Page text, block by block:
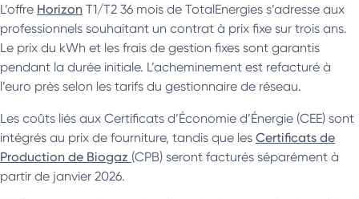
L’offre Horizon T1/T2 36 mois de TotalEnergies s’adresse aux
professionnels souhaitant un contrat à prix fixe sur trois ans.
Le prix du kWh et les frais de gestion fixes sont garantis
pendant la durée initiale. L’acheminement est refacturé à
l’euro près selon les tarifs du gestionnaire de réseau.
Les coûts liés aux Certificats d’Économie d’Énergie (CEE) sont
intégrés au prix de fourniture, tandis que les Certificats de
Production de Biogaz (CPB) seront facturés séparément à
partir de janvier 2026.